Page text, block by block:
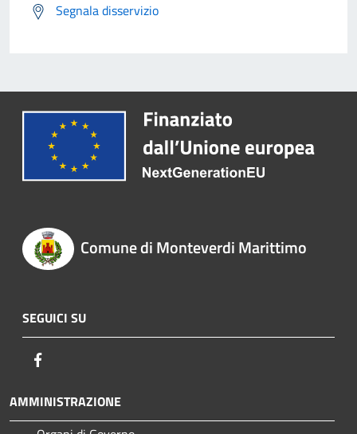
Segnala disservizio
Comune di Monteverdi Marittimo
SEGUICI SU
AMMINISTRAZIONE